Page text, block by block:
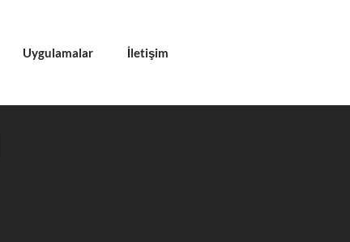
Uygulamalar İletişim